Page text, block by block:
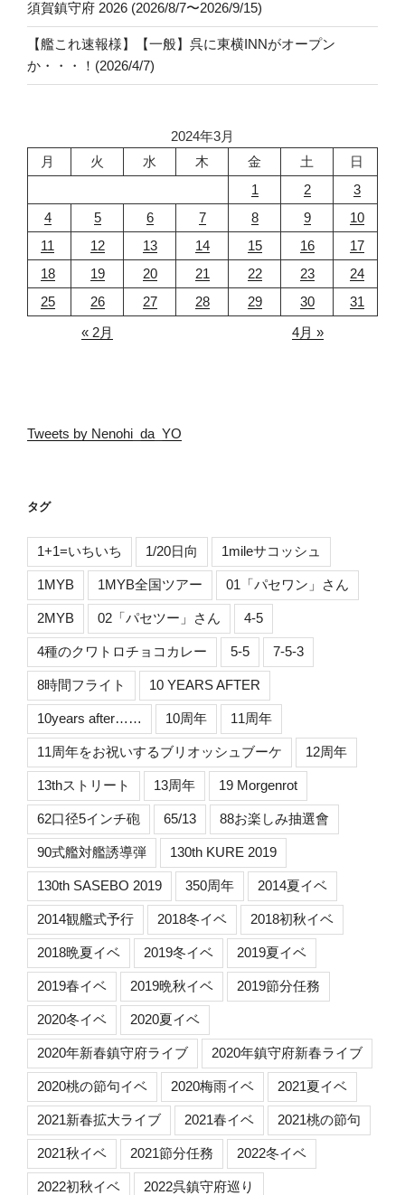
須賀鎮守府 2026 (2026/8/7〜2026/9/15)
【艦これ速報様】【一般】呉に東横INNがオープン
か・・・！(2026/4/7)
2024年3月
月
火 水 木 金 土
日
1
2
3
4
5 6 7 8 9
10
11
12 13 14 15 16
17
18
19 20 21 22 23
24
25
26 27 28 29 30
31
« 2月
4月 »
Tweets by Nenohi_da_YO
タグ
1+1=いちいち 1/20日向 1mileサコッシュ
1MYB 1MYB全国ツアー 01「パセワン」さん
2MYB 02「パセツー」さん 4-5
4種のクワトロチョコカレー 5-5 7-5-3
8時間フライト 10 YEARS AFTER
10years after…… 10周年 11周年
11周年をお祝いするブリオッシュブーケ 12周年
13thストリート 13周年 19 Morgenrot
62口径5インチ砲 65/13 88お楽しみ抽選會
90式艦対艦誘導弾 130th KURE 2019
130th SASEBO 2019 350周年 2014夏イベ
2014観艦式予行 2018冬イベ 2018初秋イベ
2018晩夏イベ 2019冬イベ 2019夏イベ
2019春イベ 2019晩秋イベ 2019節分任務
2020冬イベ 2020夏イベ
2020年新春鎮守府ライブ 2020年鎮守府新春ライブ
2020桃の節句イベ 2020梅雨イベ 2021夏イベ
2021新春拡大ライブ 2021春イベ 2021桃の節句
2021秋イベ 2021節分任務 2022冬イベ
2022初秋イベ 2022呉鎮守府巡り